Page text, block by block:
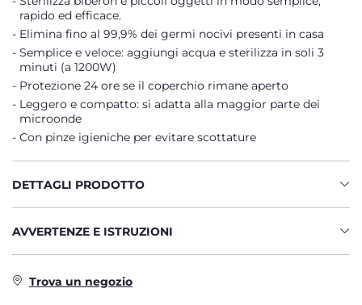
rapido ed efficace.
Elimina fino al 99,9% dei germi nocivi presenti in casa
Semplice e veloce: aggiungi acqua e sterilizza in soli 3
minuti (a 1200W)
Protezione 24 ore se il coperchio rimane aperto
Leggero e compatto: si adatta alla maggior parte dei
microonde
Con pinze igieniche per evitare scottature
DETTAGLI PRODOTTO
AVVERTENZE E ISTRUZIONI
Trova un negozio